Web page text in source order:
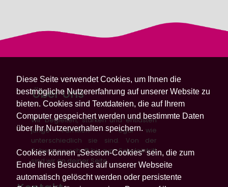
Diese Seite verwendet Cookies, um Ihnen die
bestmögliche Nutzererfahrung auf unserer Website zu
bieten. Cookies sind Textdateien, die auf Ihrem
Computer gespeichert werden und bestimmte Daten
über Ihr Nutzerverhalten speichern.
Cookies können „Session-Cookies“ sein, die zum
Ende Ihres Besuches auf unserer Webseite
automatisch gelöscht werden oder persistente
Über Uns
Wir begleiten, stärken und entlasten
junge Familien – egal wie
unterschiedlich sie sind. Von der
Schwangerschaft bis zum Schuleintritt
sind wir an deiner Seite.